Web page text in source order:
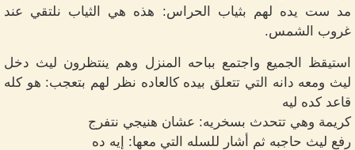
مد ست يده لهم بثياب الحراس: هذه هي الثياب نلتقي عند
غروب الشمس.
استيقظ الجميع واجتمع بباحه المنزل وهم ينتظرون ليث دخل
ليث ومعه دانه التي تتعلق بيده كالعاده نظر لهم بتعجب: هو كله
قاعد كده ليه
كريمة وهي تتحدث بسخريه: عشان هنيجي نتفرج
رفع ليث حاجبه ثم أشار للسله التي معها: إيه ده